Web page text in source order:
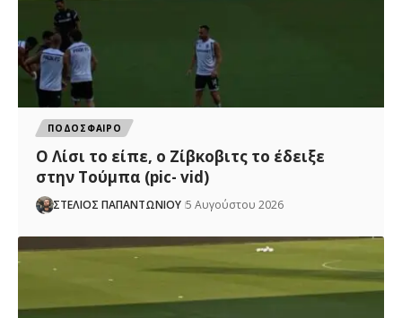
ΠΟΔΟΣΦΑΙΡΟ
Ο Λίσι το είπε, ο Ζίβκοβιτς το έδειξε
στην Τούμπα (pic- vid)
ΣΤΕΛΙΟΣ ΠΑΠΑΝΤΩΝΙΟΥ 5 Αυγούστου 2026